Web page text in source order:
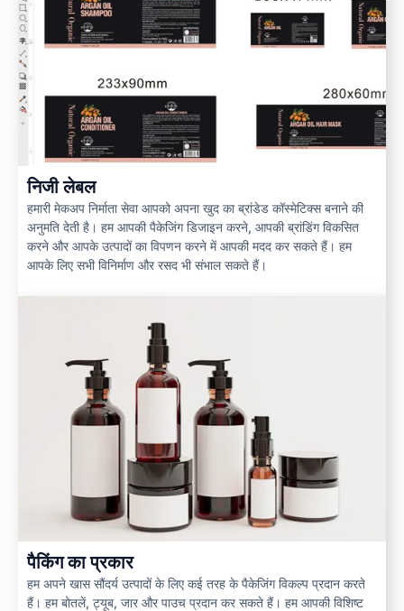
निजी लेबल
हमारी मेकअप निर्माता सेवा आपको अपना खुद का ब्रांडेड कॉस्मेटिक्स बनाने की
अनुमति देती है। हम आपकी पैकेजिंग डिजाइन करने, आपकी ब्रांडिंग विकसित
करने और आपके उत्पादों का विपणन करने में आपकी मदद कर सकते हैं। हम
आपके लिए सभी विनिर्माण और रसद भी संभाल सकते हैं।
पैकिंग का प्रकार
हम अपने खास सौंदर्य उत्पादों के लिए कई तरह के पैकेजिंग विकल्प प्रदान करते
हैं। हम बोतलें, ट्यूब, जार और पाउच प्रदान कर सकते हैं। हम आपकी विशिष्ट